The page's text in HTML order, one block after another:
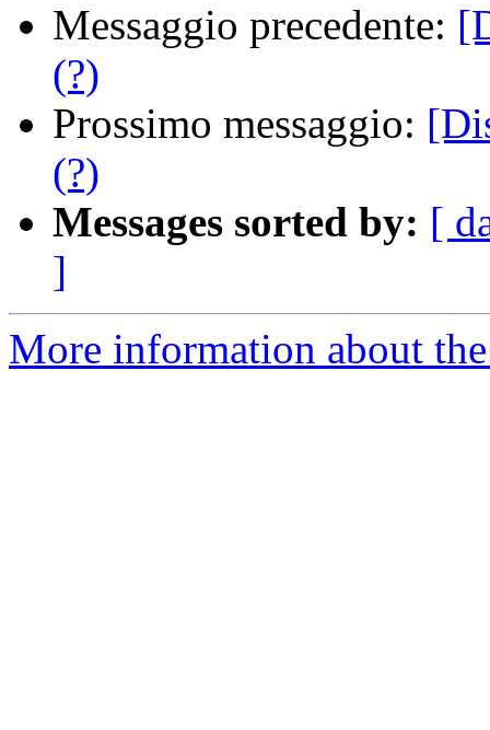
Messaggio precedente:
(?)
Prossimo messaggio:
(?)
Messages sorted by: [
]
More information about